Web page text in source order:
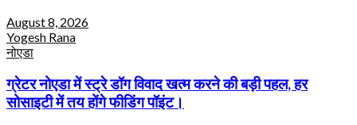
August 8, 2026
Yogesh Rana
नोएडा
ग्रेटर नोएडा में स्ट्रे डॉग विवाद खत्म करने की बड़ी पहल, हर
सोसाइटी में तय होंगे फीडिंग पॉइंट।